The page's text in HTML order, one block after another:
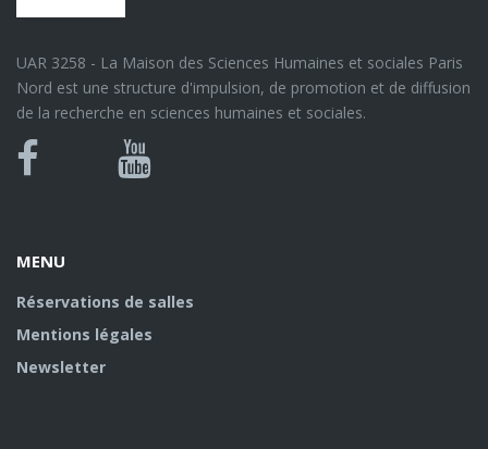
UAR 3258 - La Maison des Sciences Humaines et sociales Paris
Nord est une structure d'impulsion, de promotion et de diffusion
de la recherche en sciences humaines et sociales.
Bluesky
Canal
MENU
Réservations de salles
Mentions légales
Newsletter